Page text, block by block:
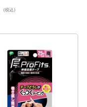
(税込)